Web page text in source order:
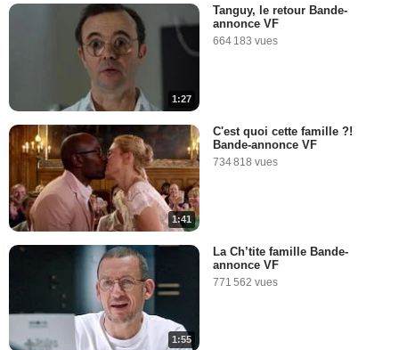
1:27
Tanguy, le retour Bande-
annonce VF
664 183 vues
1:41
C'est quoi cette famille ?!
Bande-annonce VF
734 818 vues
1:55
La Ch’tite famille Bande-
annonce VF
771 562 vues